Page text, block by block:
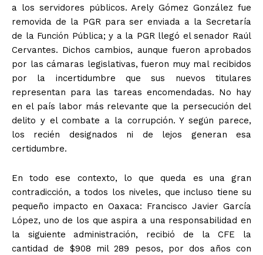
a los servidores públicos. Arely Gómez González fue
removida de la PGR para ser enviada a la Secretaría
de la Función Pública; y a la PGR llegó el senador Raúl
Cervantes. Dichos cambios, aunque fueron aprobados
por las cámaras legislativas, fueron muy mal recibidos
por la incertidumbre que sus nuevos titulares
representan para las tareas encomendadas. No hay
en el país labor más relevante que la persecución del
delito y el combate a la corrupción. Y según parece,
los recién designados ni de lejos generan esa
certidumbre.
En todo ese contexto, lo que queda es una gran
contradicción, a todos los niveles, que incluso tiene su
pequeño impacto en Oaxaca: Francisco Javier García
López, uno de los que aspira a una responsabilidad en
la siguiente administración, recibió de la CFE la
cantidad de $908 mil 289 pesos, por dos años con